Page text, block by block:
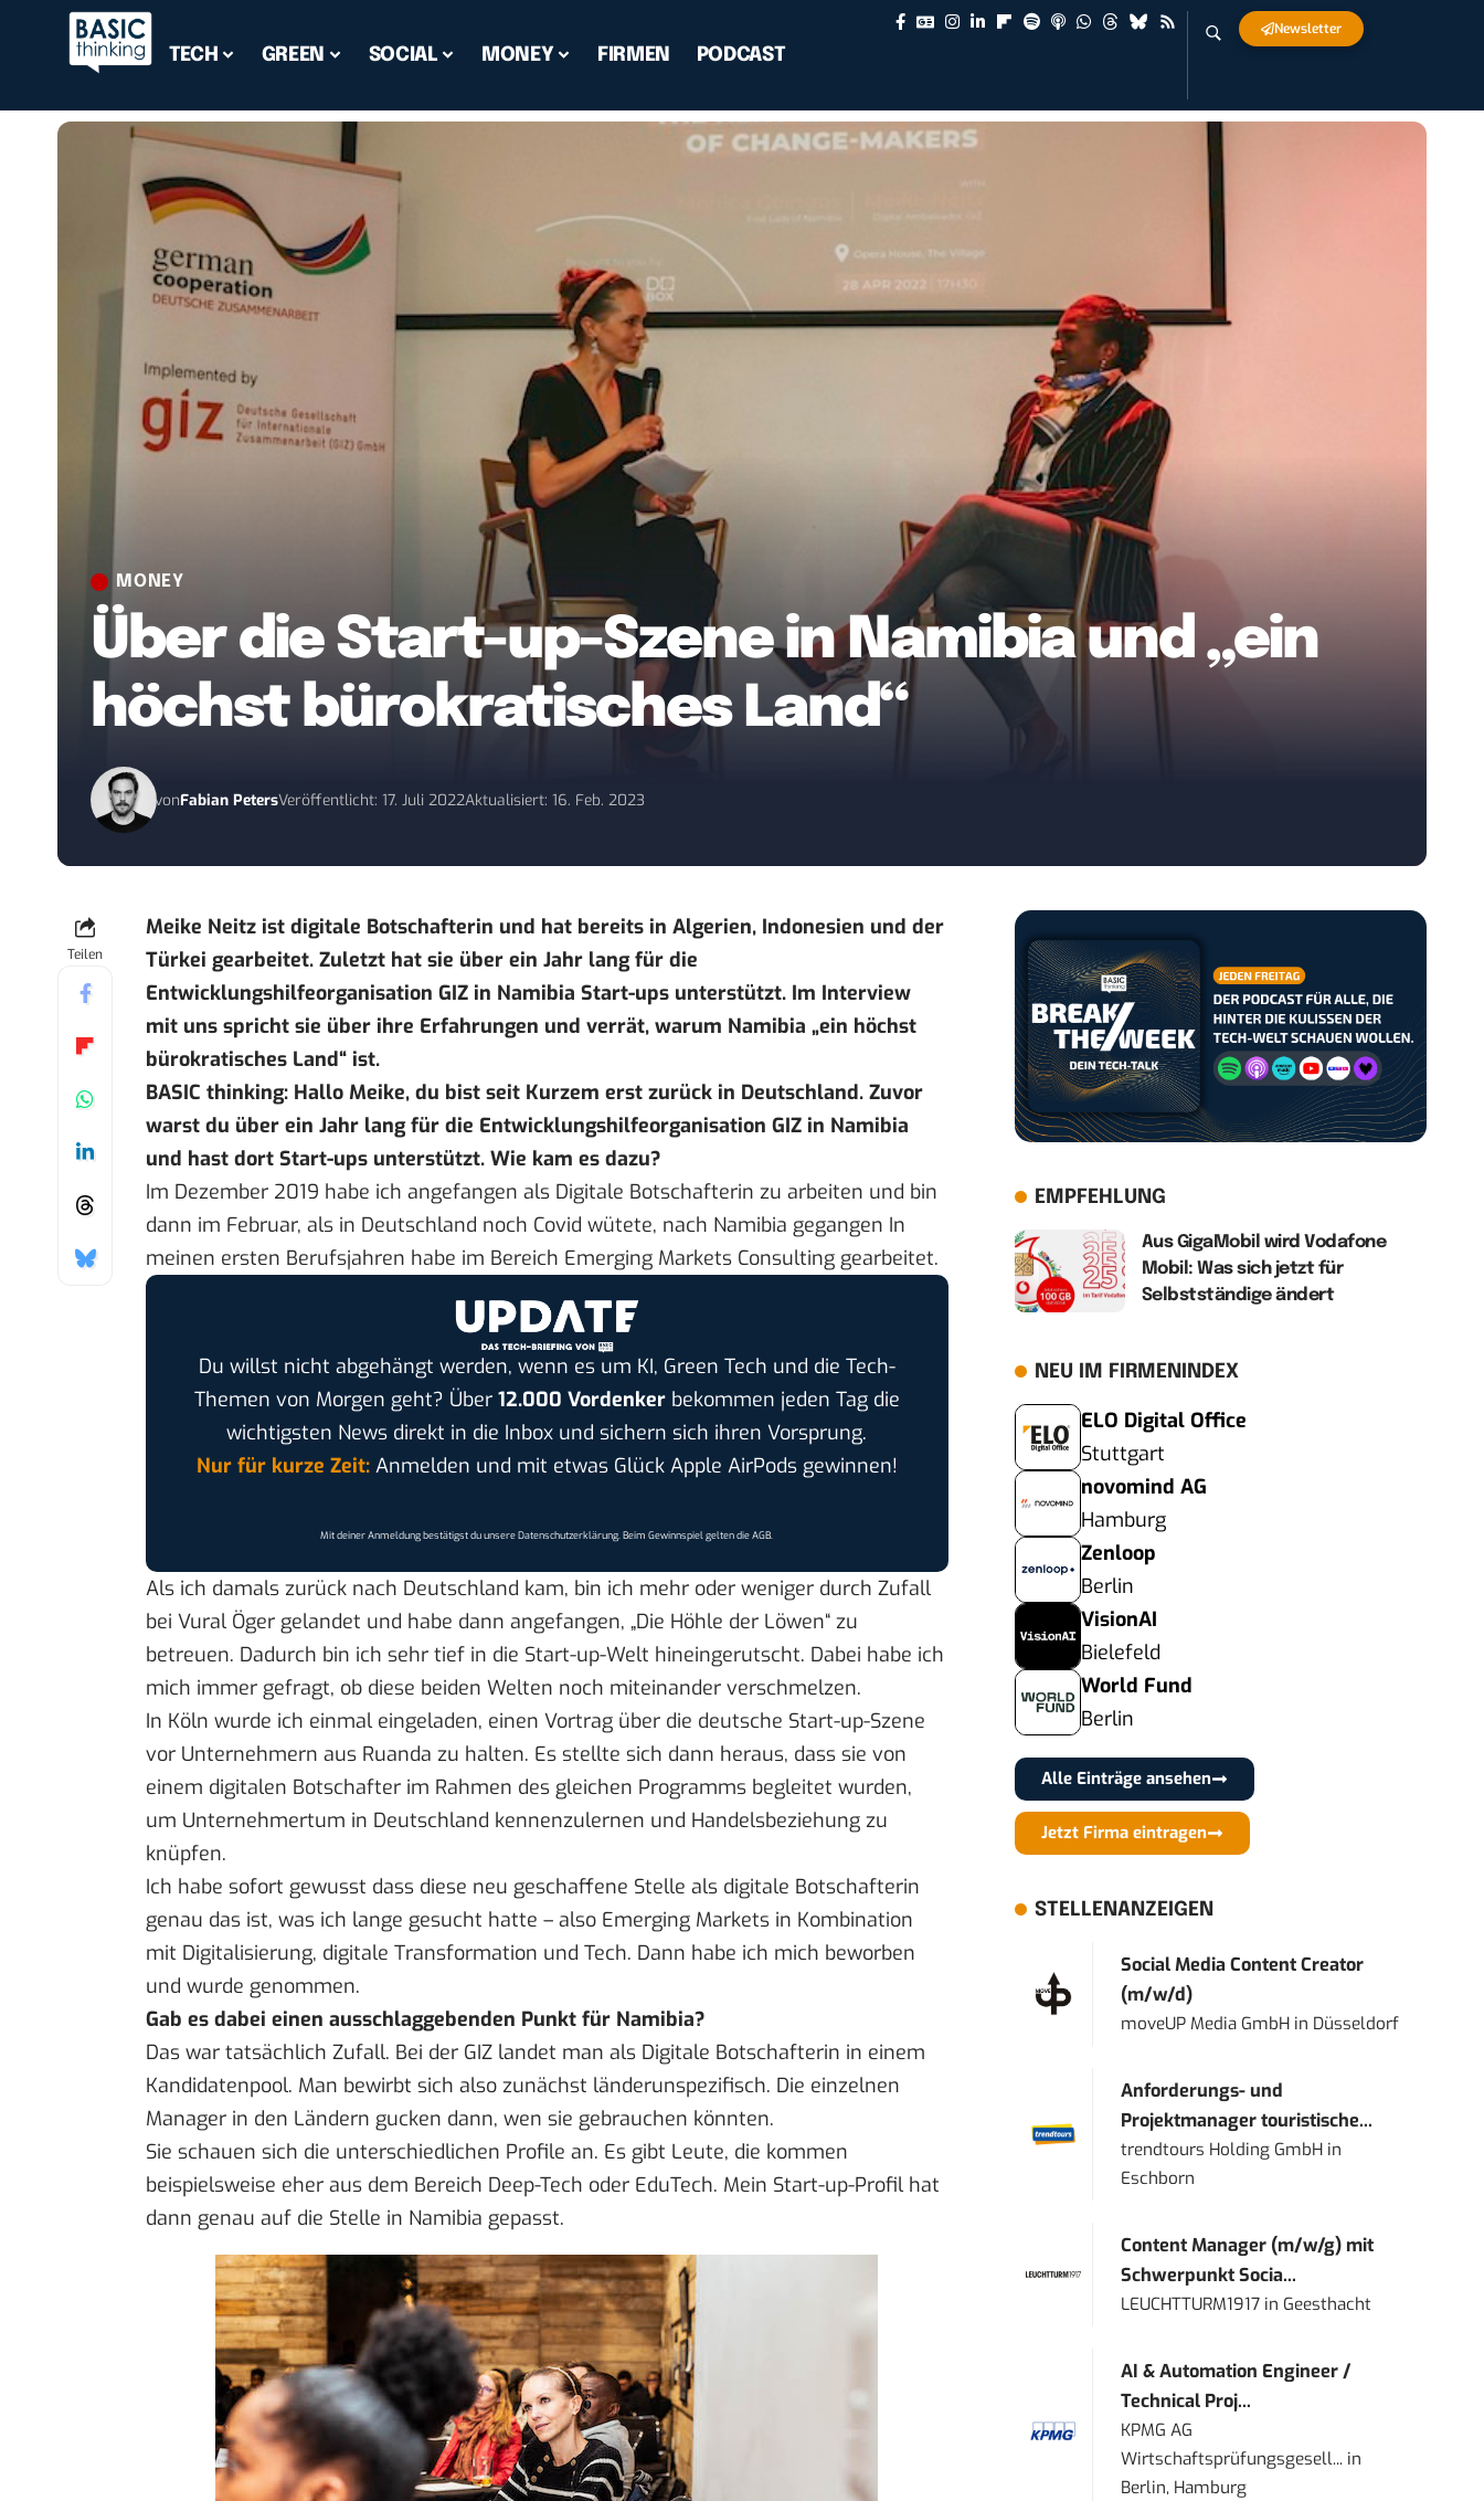
TECH GREEN SOCIAL MONEY FIRMEN PODCAST
Newsletter
MONEY
Über die Start-up-Szene in Namibia und „ein
höchst bürokratisches Land“
vonFabian PetersVeröffentlicht: 17. Juli 2022Aktualisiert: 16. Feb. 2023
Teilen
Meike Neitz ist digitale Botschafterin und hat bereits in Algerien, Indonesien und der
Türkei gearbeitet. Zuletzt hat sie über ein Jahr lang für die
Entwicklungshilfeorganisation GIZ in Namibia Start-ups unterstützt. Im Interview
mit uns spricht sie über ihre Erfahrungen und verrät, warum Namibia „ein höchst
bürokratisches Land“ ist.
BASIC thinking: Hallo Meike, du bist seit Kurzem erst zurück in Deutschland. Zuvor
warst du über ein Jahr lang für die Entwicklungshilfeorganisation GIZ in Namibia
und hast dort Start-ups unterstützt. Wie kam es dazu?
Im Dezember 2019 habe ich angefangen als Digitale Botschafterin zu arbeiten und bin
dann im Februar, als in Deutschland noch Covid wütete, nach Namibia gegangen In
meinen ersten Berufsjahren habe im Bereich Emerging Markets Consulting gearbeitet.
Du willst nicht abgehängt werden, wenn es um KI, Green Tech und die Tech-
Themen von Morgen geht? Über 12.000 Vordenkerbekommen jeden Tag die
wichtigsten News direkt in die Inbox und sichern sich ihren Vorsprung.
Nur für kurze Zeit:Anmelden und mit etwas Glück Apple AirPods gewinnen!
Mit deiner Anmeldung bestätigst du unsereDatenschutzerklärung. Beim Gewinnspiel gelten dieAGB.
Als ich damals zurück nach Deutschland kam, bin ich mehr oder weniger durch Zufall
bei Vural Öger gelandet und habe dann angefangen, „Die Höhle der Löwen“ zu
betreuen. Dadurch bin ich sehr tief in die Start-up-Welt hineingerutscht. Dabei habe ich
mich immer gefragt, ob diese beiden Welten noch miteinander verschmelzen.
In Köln wurde ich einmal eingeladen, einen Vortrag über die deutsche Start-up-Szene
vor Unternehmern aus Ruanda zu halten. Es stellte sich dann heraus, dass sie von
einem digitalen Botschafter im Rahmen des gleichen Programms begleitet wurden,
um Unternehmertum in Deutschland kennenzulernen und Handelsbeziehung zu
knüpfen.
Ich habe sofort gewusst dass diese neu geschaffene Stelle als digitale Botschafterin
genau das ist, was ich lange gesucht hatte – also Emerging Markets in Kombination
mit Digitalisierung, digitale Transformation und Tech. Dann habe ich mich beworben
und wurde genommen.
Gab es dabei einen ausschlaggebenden Punkt für Namibia?
Das war tatsächlich Zufall. Bei der GIZ landet man als Digitale Botschafterin in einem
Kandidatenpool. Man bewirbt sich also zunächst länderunspezifisch. Die einzelnen
Manager in den Ländern gucken dann, wen sie gebrauchen könnten.
Sie schauen sich die unterschiedlichen Profile an. Es gibt Leute, die kommen
beispielsweise eher aus dem Bereich Deep-Tech oder EduTech. Mein Start-up-Profil hat
dann genau auf die Stelle in Namibia gepasst.
EMPFEHLUNG
Aus GigaMobil wird Vodafone
Mobil: Was sich jetzt für
Selbstständige ändert
NEU IM FIRMENINDEX
ELO Digital Office
Stuttgart
novomind AG
Hamburg
Zenloop
Berlin
VisionAI
Bielefeld
World Fund
Berlin
Alle Einträge ansehen
Jetzt Firma eintragen
STELLENANZEIGEN
Social Media Content Creator
(m/w/d)
moveUP Media GmbH in Düsseldorf
Anforderungs- und
Projektmanager touristische...
trendtours Holding GmbH in
Eschborn
Content Manager (m/w/g) mit
Schwerpunkt Socia...
LEUCHTTURM1917 in Geesthacht
AI & Automation Engineer /
Technical Proj...
KPMG AG
Wirtschaftsprüfungsgesell... in
Berlin, Hamburg